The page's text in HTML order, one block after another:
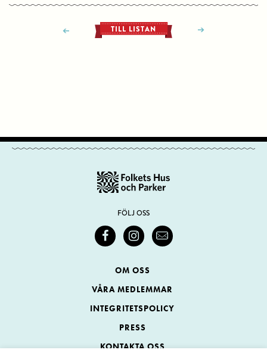
TILL LISTAN
FÖLJ OSS
OM OSS
VÅRA MEDLEMMAR
INTEGRITETSPOLICY
PRESS
KONTAKTA OSS